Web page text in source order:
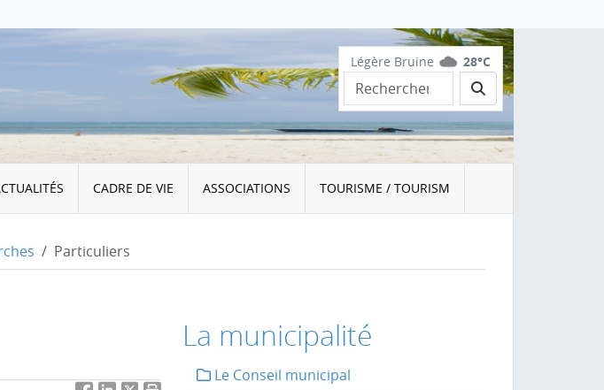
Légère Bruine 28°C
Rechercher
CADRE DE VIE ASSOCIATIONS TOURISME / TOURISM
Particuliers
FacebookLinkedIn
TwitterImprimer la page
La municipalité
Le Conseil municipal